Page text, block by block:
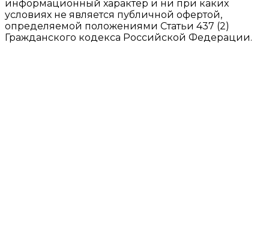
информационный характер и ни при каких
условиях не является публичной офертой,
определяемой положениями Статьи 437 (2)
Гражданского кодекса Российской Федерации.